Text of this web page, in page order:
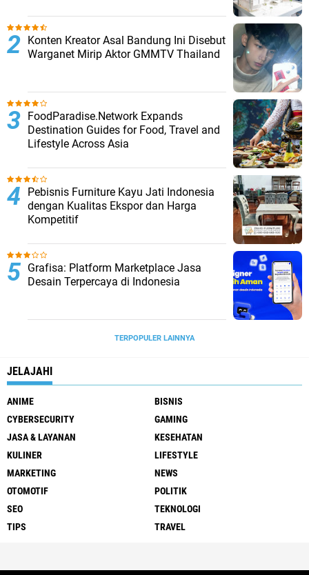
Konten Kreator Asal Bandung Ini Disebut
Warganet Mirip Aktor GMMTV Thailand
FoodParadise.Network Expands
Destination Guides for Food, Travel and
Lifestyle Across Asia
Pebisnis Furniture Kayu Jati Indonesia
dengan Kualitas Ekspor dan Harga
Kompetitif
Grafisa: Platform Marketplace Jasa
Desain Terpercaya di Indonesia
TERPOPULER LAINNYA
JELAJAHI
ANIME
BISNIS
CYBERSECURITY
GAMING
JASA & LAYANAN
KESEHATAN
KULINER
LIFESTYLE
MARKETING
NEWS
OTOMOTIF
POLITIK
SEO
TEKNOLOGI
TIPS
TRAVEL